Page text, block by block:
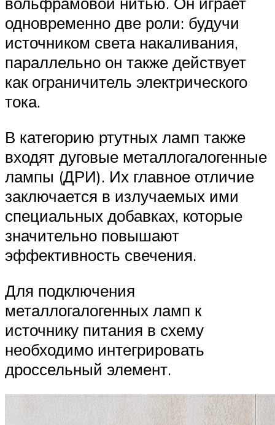
одновременно две роли: будучи
источником света накаливания,
параллельно он также действует
как ограничитель электрического
тока.
В категорию ртутных ламп также
входят дуговые металлогалогенные
лампы (ДРИ). Их главное отличие
заключается в излучаемых ими
специальных добавках, которые
значительно повышают
эффективность свечения.
Для подключения
металлогалогенных ламп к
источнику питания в схему
необходимо интегрировать
дроссельный элемент.